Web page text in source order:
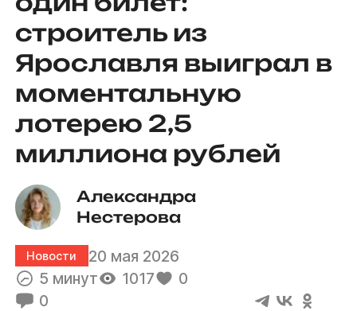
строитель из
Ярославля выиграл в
моментальную
лотерею 2,5
миллиона рублей
Александра
Нестерова
Новости
20 мая 2026
5 минут
1017
0
0